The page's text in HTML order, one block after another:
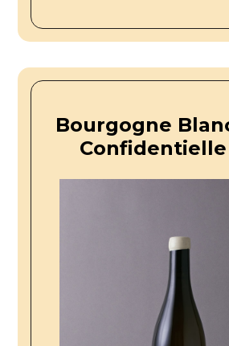
Bourgogne
Confidentielle